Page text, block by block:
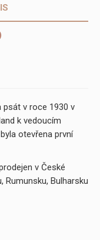
v roce 1930 v
k vedoucím
otevřena první
v České
Rumunsku, Bulharsku